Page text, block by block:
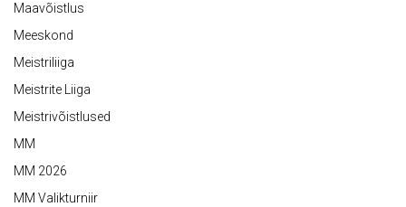
Maavõistlus
Meeskond
Meistriliiga
Meistrite Liiga
Meistrivõistlused
MM
MM 2026
MM Valikturniir